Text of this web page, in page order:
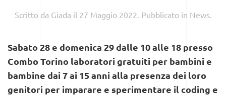
Scritto da Giada il 27 Maggio 2022 . Pubblicato in News.
Sabato 28 e domenica 29 dalle 10 alle 18 presso
Combo Torino laboratori gratuiti per bambini e
bambine dai 7 ai 15 anni alla presenza dei loro
genitori per imparare e sperimentare il coding e